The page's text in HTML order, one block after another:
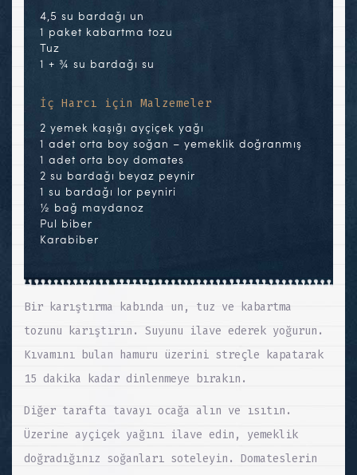
4,5 su bardağı un
1 paket kabartma tozu
Tuz
1 + ¾ su bardağı su
İç Harcı için Malzemeler
2 yemek kaşığı ayçiçek yağı
1 adet orta boy soğan – yemeklik doğranmış
1 adet orta boy domates
2 su bardağı beyaz peynir
1 su bardağı lor peyniri
½ bağ maydanoz
Pul biber
Karabiber
Bir karıştırma kabında un, tuz ve kabartma
tozunu karıştırın. Suyunu ilave ederek yoğurun.
Kıvamını bulan hamuru üzerini streçle kapatarak
15 dakika kadar dinlenmeye bırakın.
Diğer tarafta tavayı ocağa alın ve ısıtın.
Üzerine ayçiçek yağını ilave edin, yemeklik
doğradığınız soğanları soteleyin. Domateslerin